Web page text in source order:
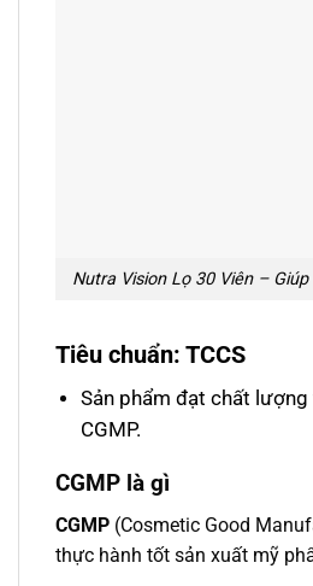
Nutra Vision Lọ 30 Viên –
Tiêu chuẩn: TCCS
Sản phẩm đạt chất
CGMP.
CGMP là gì
CGMP (Cosmetic Good
thực hành tốt sản xuất mỹ